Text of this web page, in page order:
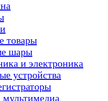
товары
шары
и электроника
устройства